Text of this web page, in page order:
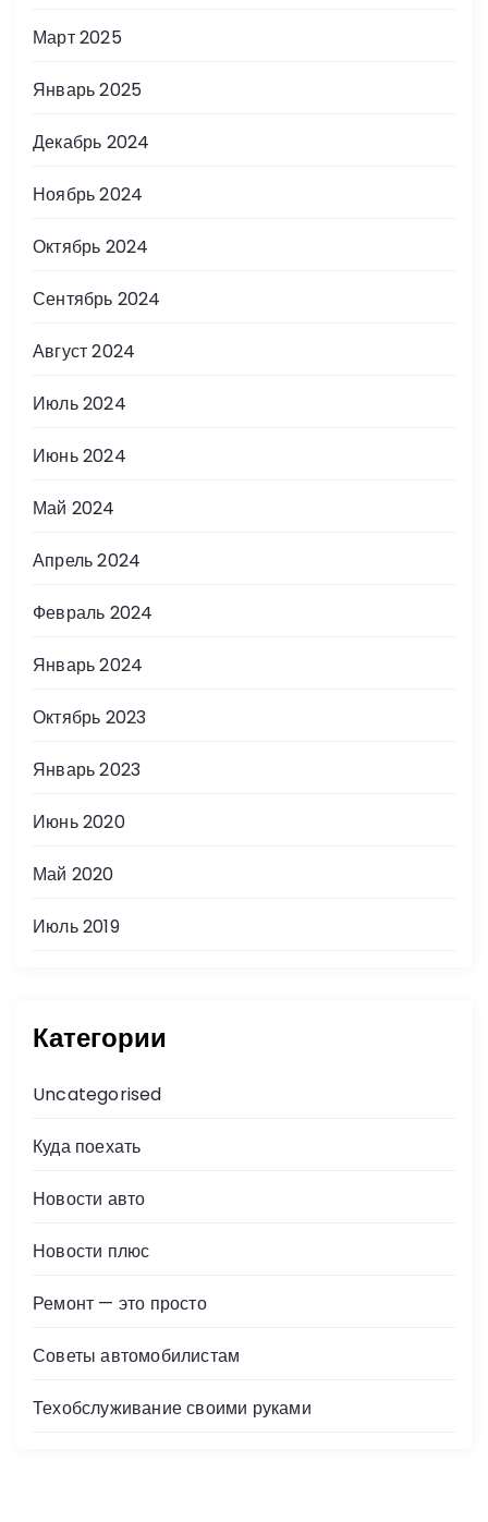
Март 2025
Январь 2025
Декабрь 2024
Ноябрь 2024
Октябрь 2024
Сентябрь 2024
Август 2024
Июль 2024
Июнь 2024
Май 2024
Апрель 2024
Февраль 2024
Январь 2024
Октябрь 2023
Январь 2023
Июнь 2020
Май 2020
Июль 2019
Категории
Uncategorised
Куда поехать
Новости авто
Новости плюс
Ремонт — это просто
Советы автомобилистам
Техобслуживание своими руками